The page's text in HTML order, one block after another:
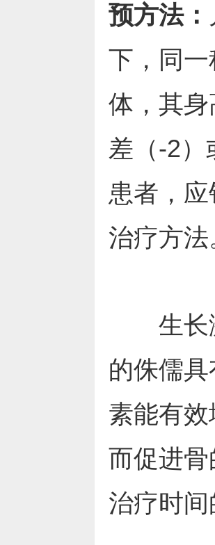
预方法：
下，同
体，其
差（-2）
患者，
治疗方法
生长激
的侏儒
素能有
而促进
治疗时间